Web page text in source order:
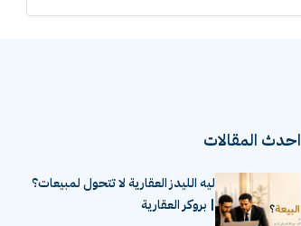
احدث المقالات
ليه الليدز العقارية لا تتحول لمبيعات؟
| بروكر العقارية